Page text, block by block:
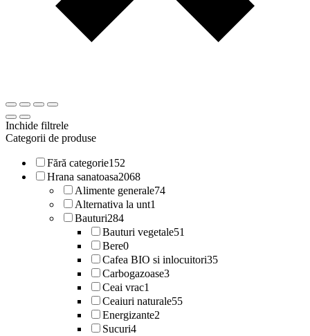
Inchide filtrele
Categorii de produse
Fără categorie152
Hrana sanatoasa2068
Alimente generale74
Alternativa la unt1
Bauturi284
Bauturi vegetale51
Bere0
Cafea BIO si inlocuitori35
Carbogazoase3
Ceai vrac1
Ceaiuri naturale55
Energizante2
Sucuri4